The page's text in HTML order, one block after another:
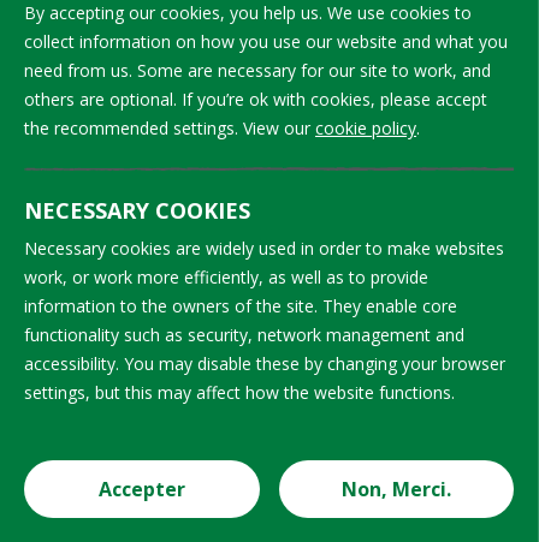
sont nécessaires pour
aboutir à des
procédures alignées
pour l’identification et
la mesure du travail
des enfants.
les guides d’entretien
existants pour les
observateurs qui
incluent les bonnes
pratiques en matière
(techniques de
vérification de l’âge,
Des échanges sur les
bonnes pratiques
relatives aux
techniques d’entretien,
à la sauvegarde de
toutefois, des
documents de
Cookie Settings
By accepting our cookies, you help us. We use cookies to
collect information on how you use our website and what you
need from us. Some are necessary for our site to work, and
others are optional. If you’re ok with cookies, please accept
the recommended settings. View ourcookie policy.
NECESSARY COOKIES
Necessary cookies are widely used in order to make websites
work, or work more efficiently, as well as to provide
information to the owners of the site. They enable core
functionality such as security, network management and
accessibility. You may disable these by changing your browser
settings, but this may affect how the website functions.
Accepter Non, Merci.